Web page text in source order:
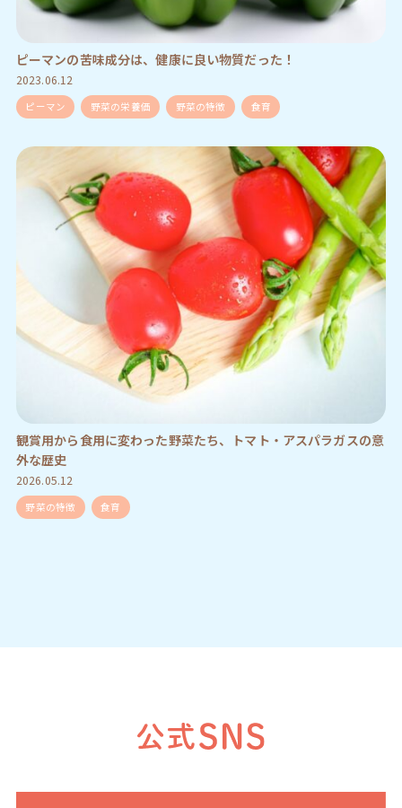
ピーマンの苦味成分は、健康に良い物質だった！
2023.06.12
ピーマン 野菜の栄養価 野菜の特徴 食育
観賞用から食用に変わった野菜たち、トマト・アスパラガスの意
外な歴史
2026.05.12
野菜の特徴 食育